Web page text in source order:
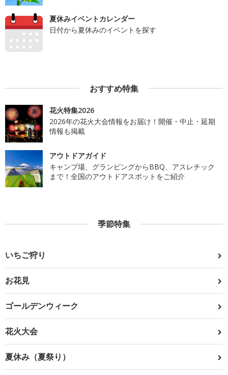
夏休みイベントカレンダー
日付から夏休みのイベントを探す
おすすめ特集
花火特集2026
2026年の花火大会情報をお届け！開催・中止・延期
情報も掲載
アウトドアガイド
キャンプ場、グランピングからBBQ、アスレチック
まで！全国のアウトドアスポットをご紹介
季節特集
いちご狩り
お花見
ゴールデンウィーク
花火大会
夏休み（夏祭り）